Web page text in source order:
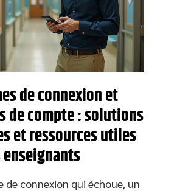
de connexion et
de compte : solutions
et ressources utiles
connexion qui échoue, un